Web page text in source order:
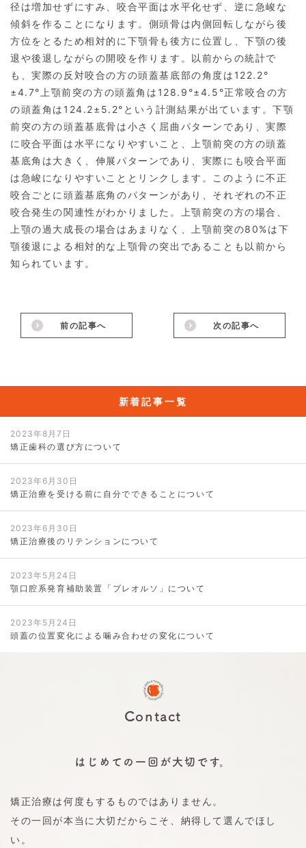
径は増加せずにすみ、咬合平面は水平化せず、逆に急峻な
傾斜を作ることになります。側頭骨は内側回転しながら後
方位をとるため相対的に下顎骨も後方に位置し、下顎の後
退や後退しながらの開咬を作ります。以前からの統計で
も、実際の反対咬合の方の頭蓋基底部の角度は122.2°
±4.7°上顎前突の方の頭蓋角は128.9°±4.5°正常咬合の方
の頭蓋角は124.2±5.2°という計測結果が出ています。下顎
前突の方の頭蓋基底骨は小さく屈曲パターンであり、実際
に咬合平面は水平になりやすいこと、上顎前突の方の頭蓋
基底角は大きく、伸展パターンであり、実際にも咬合平面
は急峻になりやすいこととリンクします。このように不正
咬合ごとに頭蓋基底角のパターンがあり、それぞれの不正
咬合発生の関連性がわかりました。上顎前突の方の場合、
上顎の過大成長の場合はあまりなく、上顎前突の80%は下
顎後退による相対的な上顎骨の突出であることも以前から
知られています。
前の記事へ 次の記事へ
新着記事一覧
2023年8月7日
矯正歯科の選び方について
2023年6月30日
矯正治療を受ける前に自分でできることについて
2023年6月30日
矯正治療後のリテンションについて
2023年5月24日
顎口腔系発育補助装置「プレオルソ」について
2023年5月24日
頭蓋の位置変化による噛み合わせの変化について
Contact
はじめての一回が大切です。
矯正治療は何度もするものではありません。
その一回が本当に大切だからこそ、納得して選んでほし
い。